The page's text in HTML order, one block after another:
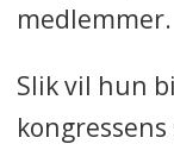
medlemmer.
Slik vil hun